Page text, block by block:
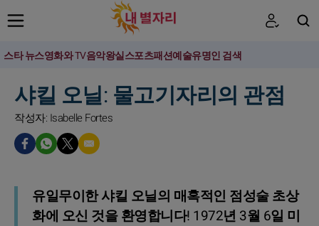
스타 뉴스영화와 TV음악왕실스포츠패션예술유명인 검색
샤킬 오닐: 물고기자리의 관점
작성자: Isabelle Fortes
유일무이한 샤킬 오닐의 매혹적인 점성술 초상
화에 오신 것을 환영합니다! 1972년 3월 6일 미